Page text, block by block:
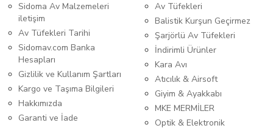
Sidoma Av Malzemeleri
iletişim
Av Tüfekleri Tarihi
Sidomav.com Banka
Hesapları
Gizlilik ve Kullanım Şartları
Kargo ve Taşıma Bilgileri
Hakkımızda
Garanti ve İade
Av Tüfekleri
Balistik Kurşun Geçirmez
Şarjörlü Av Tüfekleri
İndirimli Ürünler
Kara Avı
Atıcılık & Airsoft
Giyim & Ayakkabı
MKE MERMİLER
Optik & Elektronik